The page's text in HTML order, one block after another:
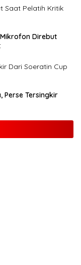
Direbut
Perse Tersingkir